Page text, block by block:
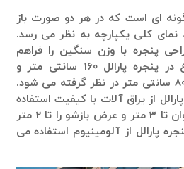
ای است که در هر دو صورت باز
نمای کلی یکپارچه به نظر می رسد.
پنجره با وزن سنگین را فراهم
کرده است. حداکثر ارتفاع در پنجره پارالل 160 سانتی متر و
عرض این بازشو در حدود 80 سانتی متر در نظر گرفته می شود.
از یراق آلات با کیفیت استفاده
شود ارتفاع بازشو را می توان تا 3 متر و عرض بازشو را تا 2 متر
پارالل از آلومینیوم استفاده می